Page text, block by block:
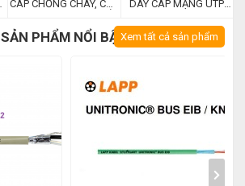
CÁP CHỐNG CHÁY, CÁP
ANH QUỐC BS 6387
DÂY CÁP MẠNG UTP
CAT 6 A
SẢN PHẨM NỔI BẬTXem tất cả sản phẩm